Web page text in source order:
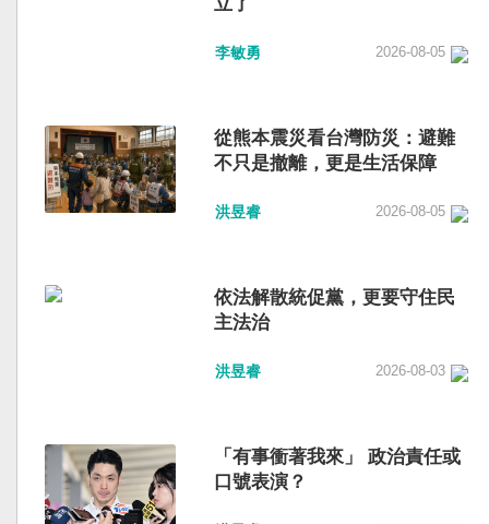
立了
李敏勇 2026-08-05
從熊本震災看台灣防災：避難
不只是撤離，更是生活保障
洪昱睿 2026-08-05
依法解散統促黨，更要守住民
主法治
洪昱睿 2026-08-03
「有事衝著我來」 政治責任或
口號表演？